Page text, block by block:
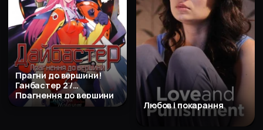
Прагни до вершини!
Ганбастер 2 /
Прагнення до вершини
2! Diebuster
Любов і покарання